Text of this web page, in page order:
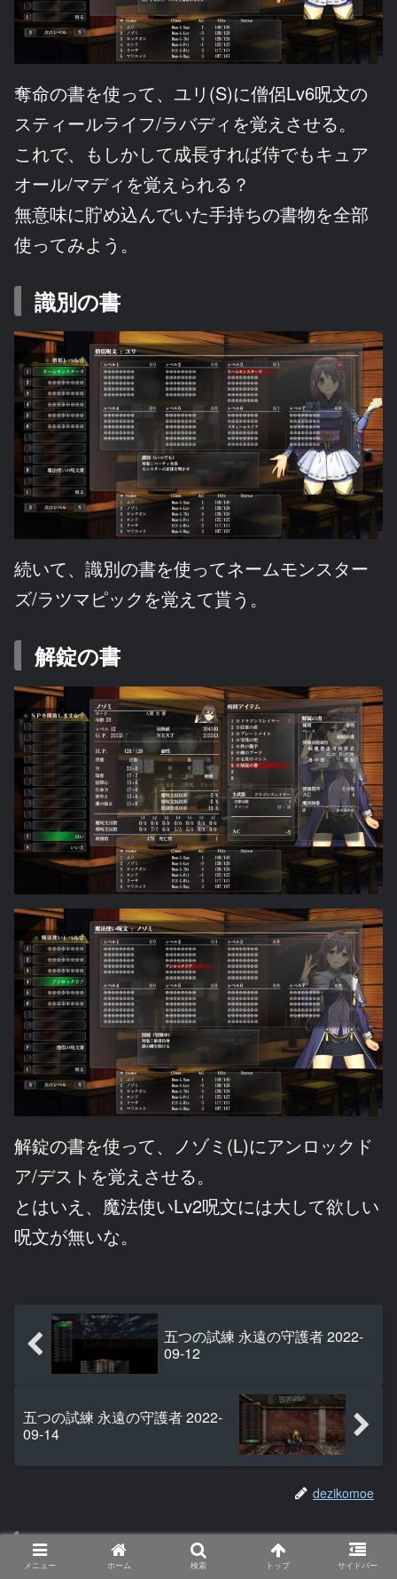
奪命の書を使って、ユリ(S)に僧侶Lv6呪文の
スティールライフ/ラバディを覚えさせる。
これで、もしかして成長すれば侍でもキュア
オール/マディを覚えられる？
無意味に貯め込んでいた手持ちの書物を全部
使ってみよう。
識別の書
続いて、識別の書を使ってネームモンスター
ズ/ラツマピックを覚えて貰う。
解錠の書
解錠の書を使って、ノゾミ(L)にアンロックド
ア/デストを覚えさせる。
とはいえ、魔法使いLv2呪文には大して欲しい
呪文が無いな。
五つの試練 永遠の守護者 2022-
09-12
五つの試練 永遠の守護者 2022-
09-14
dezikomoe
関連記事
メニュー ホーム 検索 トップ サイドバー